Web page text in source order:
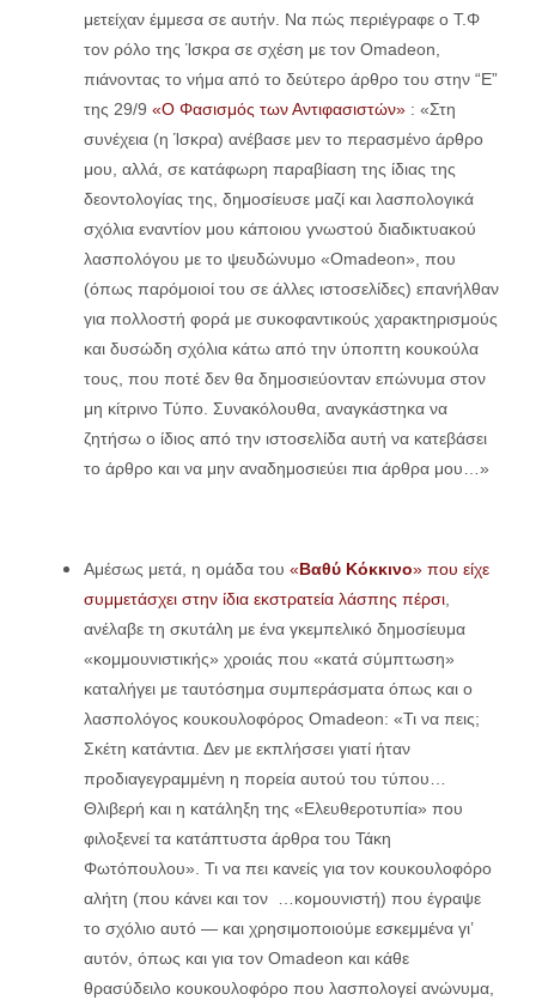
μετείχαν έμμεσα σε αυτήν. Να πώς περιέγραφε ο Τ.Φ
τον ρόλο της Ίσκρα σε σχέση με τον Omadeon,
πιάνοντας το νήμα από το δεύτερο άρθρο του στην “Ε”
της 29/9 «Ο Φασισμός των Αντιφασιστών» : «Στη
συνέχεια (η Ίσκρα) ανέβασε μεν το περασμένο άρθρο
μου, αλλά, σε κατάφωρη παραβίαση της ίδιας της
δεοντολογίας της, δημοσίευσε μαζί και λασπολογικά
σχόλια εναντίον μου κάποιου γνωστού διαδικτυακού
λασπολόγου με το ψευδώνυμο «Omadeon», που
(όπως παρόμοιοί του σε άλλες ιστοσελίδες) επανήλθαν
για πολλοστή φορά με συκοφαντικούς χαρακτηρισμούς
και δυσώδη σχόλια κάτω από την ύποπτη κουκούλα
τους, που ποτέ δεν θα δημοσιεύονταν επώνυμα στον
μη κίτρινο Τύπο. Συνακόλουθα, αναγκάστηκα να
ζητήσω ο ίδιος από την ιστοσελίδα αυτή να κατεβάσει
το άρθρο και να μην αναδημοσιεύει πια άρθρα μου…»
Αμέσως μετά, η ομάδα του «Βαθύ Κόκκινο» που είχε
συμμετάσχει στην ίδια εκστρατεία λάσπης πέρσι
ανέλαβε τη σκυτάλη με ένα γκεμπελικό δημοσίευμα
«κομμουνιστικής» χροιάς που «κατά σύμπτωση»
καταλήγει με ταυτόσημα συμπεράσματα όπως και ο
λασπολόγος κουκουλοφόρος Omadeon: «Τι να πεις;
Σκέτη κατάντια. Δεν με εκπλήσσει γιατί ήταν
προδιαγεγραμμένη η πορεία αυτού του τύπου…
Θλιβερή και η κατάληξη της «Ελευθεροτυπία» που
φιλοξενεί τα κατάπτυστα άρθρα του Τάκη
Φωτόπουλου». Τι να πει κανείς για τον κουκουλοφόρο
αλήτη (που κάνει και τον …κομουνιστή) που έγραψε
το σχόλιο αυτό — και χρησιμοποιούμε εσκεμμένα γι’
αυτόν, όπως και για τον Omadeon και κάθε
θρασύδειλο κουκουλοφόρο που λασπολογεί ανώνυμα,